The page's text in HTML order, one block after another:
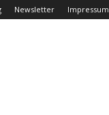
Newsletter Impressum